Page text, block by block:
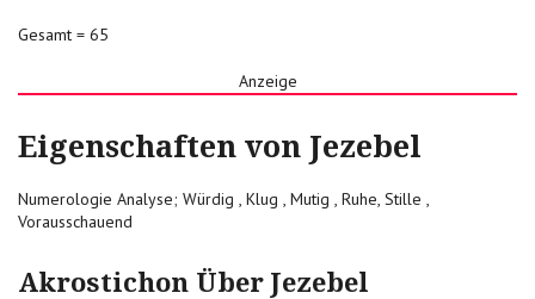
Gesamt = 65
Anzeige
Eigenschaften von Jezebel
Numerologie Analyse; Würdig , Klug , Mutig , Ruhe, Stille ,
Vorausschauend
Akrostichon Über Jezebel